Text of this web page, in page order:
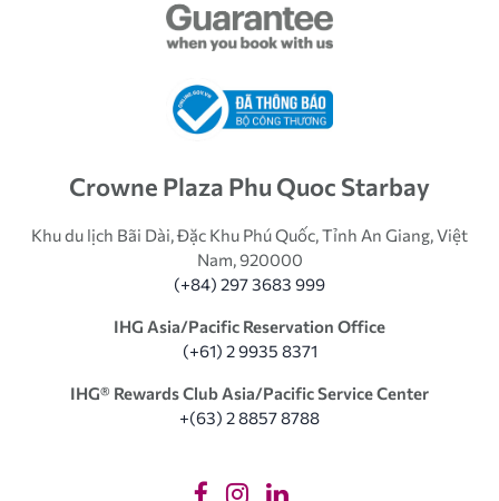
Crowne Plaza Phu Quoc Starbay
Khu du lịch Bãi Dài, Đặc Khu Phú Quốc, Tỉnh An Giang, Việt
Nam, 920000
(+84) 297 3683 999
IHG Asia/Pacific Reservation Office
(+61) 2 9935 8371
IHG®️ Rewards Club Asia/Pacific Service Center
+(63) 2 8857 8788